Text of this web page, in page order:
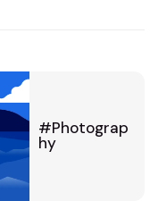
Photograp
hy